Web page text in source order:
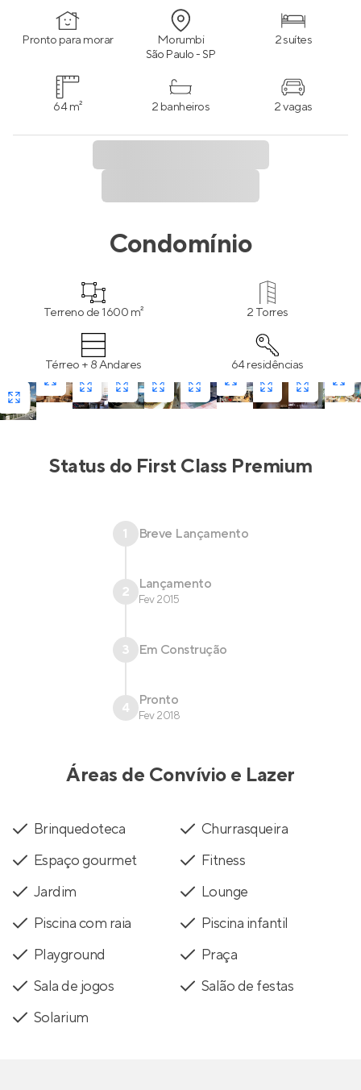
Pronto para morar Morumbi
São Paulo - SP
2 suítes
64 m² 2 banheiros 2 vagas
Condomínio
Terreno de 1600 m² 2 Torres
Térreo + 8 Andares 64 residências
Status do First Class Premium
1 Breve Lançamento
2 Lançamento
Fev 2015
3 Em Construção
4 Pronto
Fev 2018
Áreas de Convívio e Lazer
Brinquedoteca
Churrasqueira
Espaço gourmet
Fitness
Jardim
Lounge
Piscina com raia
Piscina infantil
Playground
Praça
Sala de jogos
Salão de festas
Solarium